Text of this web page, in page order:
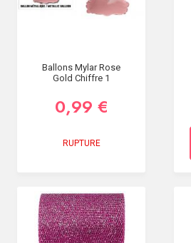
Ballons Mylar Rose
Gold Chiffre 1
0,99 €
RUPTURE